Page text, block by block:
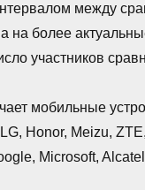
между
на более
участников
мобильные
Honor, Meizu,
Microsoft,